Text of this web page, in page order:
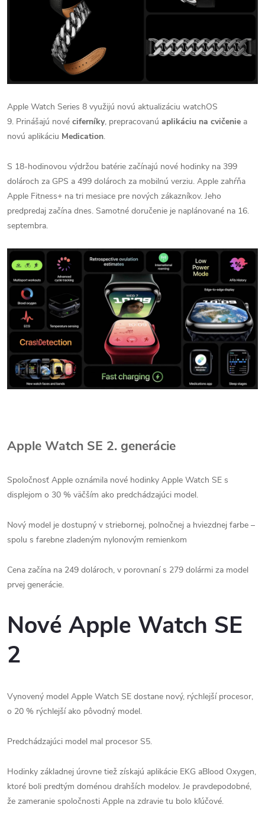
Apple Watch Series 8 využijú novú aktualizáciu watchOS
9. Prinášajú nové ciferníky, prepracovanú aplikáciu na cvičenie a
novú aplikáciu Medication.
S 18-hodinovou výdržou batérie začínajú nové hodinky na 399
dolároch za GPS a 499 dolároch za mobilnú verziu. Apple zahŕňa
Apple Fitness+ na tri mesiace pre nových zákazníkov. Jeho
predpredaj začína dnes. Samotné doručenie je naplánované na 16.
septembra.
Apple Watch SE 2. generácie
Spoločnosť Apple oznámila nové hodinky Apple Watch SE s
displejom o 30 % väčším ako predchádzajúci model.
Nový model je dostupný v striebornej, polnočnej a hviezdnej farbe –
spolu s farebne zladeným nylonovým remienkom
Cena začína na 249 dolároch, v porovnaní s 279 dolármi za model
prvej generácie.
Nové Apple Watch SE
2
Vynovený model Apple Watch SE dostane nový, rýchlejší procesor,
o 20 % rýchlejší ako pôvodný model.
Predchádzajúci model mal procesor S5.
Hodinky základnej úrovne tiež získajú aplikácie EKG aBlood Oxygen,
ktoré boli predtým doménou drahších modelov. Je pravdepodobné,
že zameranie spoločnosti Apple na zdravie tu bolo kľúčové.